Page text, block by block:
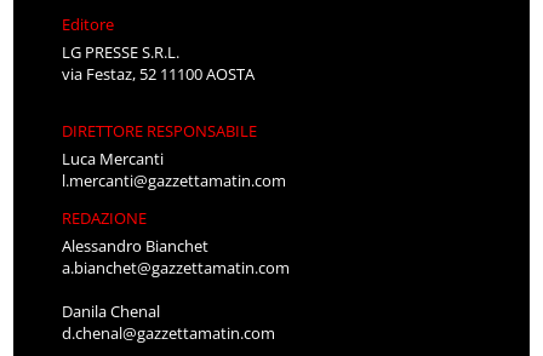
Editore
LG PRESSE S.R.L.
via Festaz, 52 11100 AOSTA
DIRETTORE RESPONSABILE
Luca Mercanti
l.mercanti@gazzettamatin.com
REDAZIONE
Alessandro Bianchet
a.bianchet@gazzettamatin.com
Danila Chenal
d.chenal@gazzettamatin.com